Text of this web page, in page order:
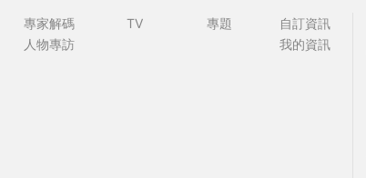
專家解碼
人物專訪
TV 專題
自訂資訊
我的資訊